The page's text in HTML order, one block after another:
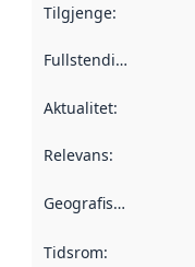
Tilgjenge:
Fullstendigheit
Aktualitet:
Relevans:
Geografisk område
Tidsrom: